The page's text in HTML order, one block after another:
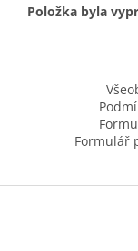
Položka byla
Formulář